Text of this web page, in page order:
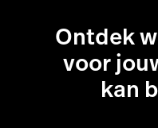
Ontdek
voor
kan